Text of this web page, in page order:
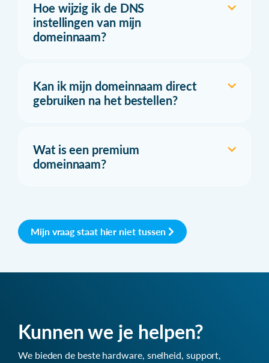
Hoe wijzig ik de DNS
instellingen van mijn
domeinnaam?
Kan ik mijn domeinnaam direct
gebruiken na het bestellen?
Wat is een premium
domeinnaam?
Mijn vraag staat hier niet tussen
Kunnen we je helpen?
We bieden de beste hardware, snelheid, support,